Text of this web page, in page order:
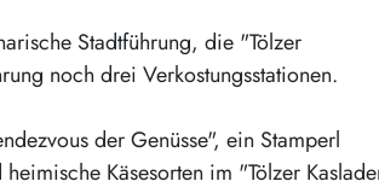
Stadtführung, die "Tölzer
noch drei Verkostungsstationen.
der Genüsse", ein Stamperl
Käsesorten im "Tölzer